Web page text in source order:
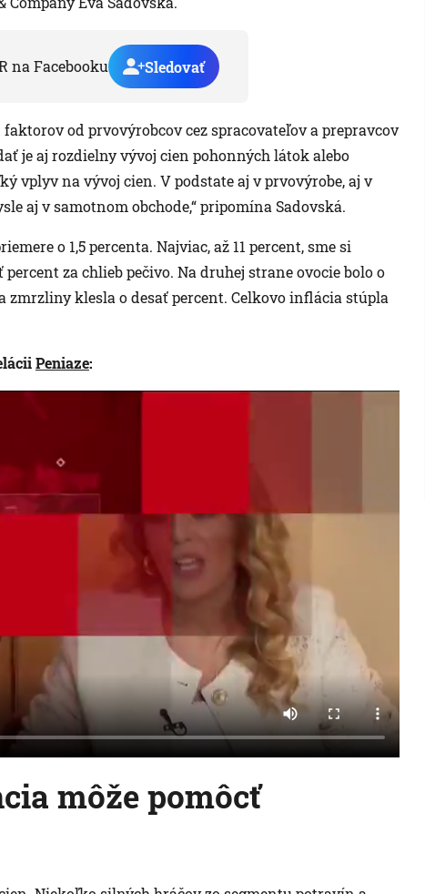
na Facebooku Sledovať
od prvovýrobcov cez spracovateľov a prepravcov
je aj rozdielny vývoj cien pohonných látok alebo
vplyv na vývoj cien. V podstate aj v prvovýrobe, aj v
aj v samotnom obchode,“ pripomína Sadovská.
o 1,5 percenta. Najviac, až 11 percent, sme si
za chlieb pečivo. Na druhej strane ovocie bolo o
zmrzliny klesla o desať percent. Celkovo inflácia stúpla
Peniaze:
môže pomôcť